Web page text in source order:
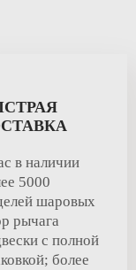
в наличии
5000
шаровых
рычага
с полной
более